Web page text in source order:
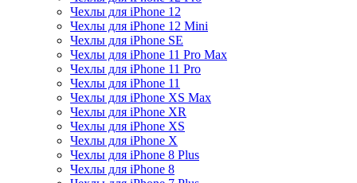
Чехлы для iPhone 12
Чехлы для iPhone 12 Mini
Чехлы для iPhone SE
Чехлы для iPhone 11 Pro Max
Чехлы для iPhone 11 Pro
Чехлы для iPhone 11
Чехлы для iPhone XS Max
Чехлы для iPhone XR
Чехлы для iPhone XS
Чехлы для iPhone X
Чехлы для iPhone 8 Plus
Чехлы для iPhone 8